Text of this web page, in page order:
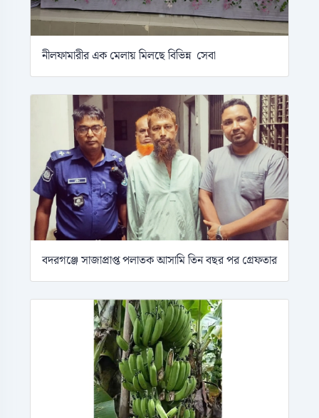
নীলফামারীর এক মেলায় মিলছে বিভিন্ন সেবা
বদরগঞ্জে সাজাপ্রাপ্ত পলাতক আসামি তিন বছর পর গ্রেফতার